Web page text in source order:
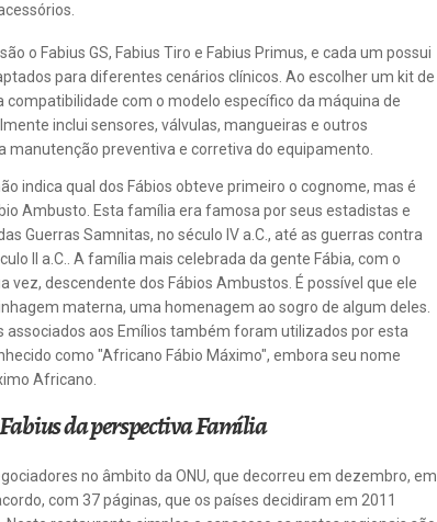
o Fabius GS, Fabius Tiro e Fabius Primus, e cada um possui
para diferentes cenários clínicos. Ao escolher um kit de
compatibilidade com o modelo específico da máquina de
inclui sensores, válvulas, mangueiras e outros
manutenção preventiva e corretiva do equipamento.
indica qual dos Fábios obteve primeiro o cognome, mas é
Ambusto. Esta família era famosa por seus estadistas e
Guerras Samnitas, no século IV a.C., até as guerras contra
II a.C.. A família mais celebrada da gente Fábia, com o
vez, descendente dos Fábios Ambustos. É possível que ele
materna, uma homenagem ao sogro de algum deles.
associados aos Emílios também foram utilizados por esta
como "Africano Fábio Máximo", embora seu nome
Africano.
da perspectiva Família
no âmbito da ONU, que decorreu em dezembro, em
com 37 páginas, que os países decidiram em 2011